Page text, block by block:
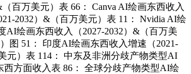
百万美元）表 66： Canva AI绘画东西收入
2032）&（百万美元）表 11： Nvidia AI绘
AI绘画东西收入（2027-2032）&（百万美
图 51： 印度AI绘画东西收入增速（2021-
元）表 114： 中东及非洲分歧产物类型AI
方面收入表 86： 全球分歧产物类型AI绘